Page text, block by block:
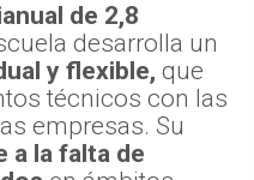
de 2,8
desarrolla un
y flexible, que
técnicos con las
empresas. Su
a la falta de